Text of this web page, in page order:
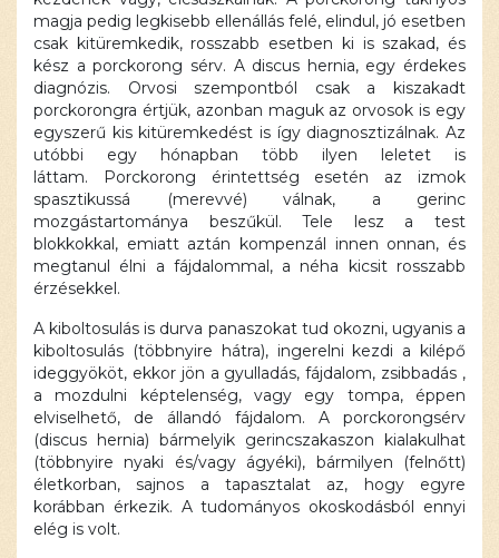
magja pedig legkisebb ellenállás felé, elindul, jó esetben
csak kitüremkedik, rosszabb esetben ki is szakad, és
kész a porckorong sérv. A discus hernia, egy érdekes
diagnózis. Orvosi szempontból csak a kiszakadt
porckorongra értjük, azonban maguk az orvosok is egy
egyszerű kis kitüremkedést is így diagnosztizálnak. Az
utóbbi egy hónapban több ilyen leletet is
láttam. Porckorong érintettség esetén az izmok
spasztikussá (merevvé) válnak, a gerinc
mozgástartománya beszűkül. Tele lesz a test
blokkokkal, emiatt aztán kompenzál innen onnan, és
megtanul élni a fájdalommal, a néha kicsit rosszabb
érzésekkel.
A kiboltosulás is durva panaszokat tud okozni, ugyanis a
kiboltosulás (többnyire hátra), ingerelni kezdi a kilépő
ideggyököt, ekkor jön a gyulladás, fájdalom, zsibbadás ,
a mozdulni képtelenség, vagy egy tompa, éppen
elviselhető, de állandó fájdalom. A porckorongsérv
(discus hernia) bármelyik gerincszakaszon kialakulhat
(többnyire nyaki és/vagy ágyéki), bármilyen (felnőtt)
életkorban, sajnos a tapasztalat az, hogy egyre
korábban érkezik. A tudományos okoskodásból ennyi
elég is volt.